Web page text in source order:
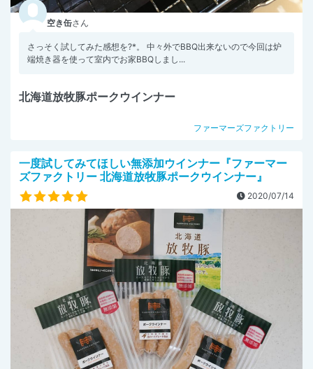
空き缶さん
さっそく試してみた感想を?*。 中々外でBBQ出来ないので今回は炉
端焼き器を使って室内でお家BBQしまし...
北海道放牧豚ポークウインナー
ファーマーズファクトリー
一度試してみてほしい無添加ウインナー『ファーマー
ズファクトリー 北海道放牧豚ポークウインナー』
2020/07/14